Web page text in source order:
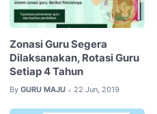
Zonasi Guru Segera
Dilaksanakan, Rotasi Guru
Setiap 4 Tahun
By GURU MAJU • 22 Jun, 2019